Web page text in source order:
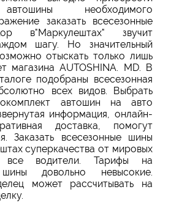
необходимого
заказать всесезонные
в"Маркулештах" звучит
шагу. Но значительный
отыскать только лишь
магазина AUTOSHINA. MD. В
подобраны всесезонная
всех видов. Выбрать
автошин на авто
информация, онлайн-
доставка, помогут
Заказать всесезонные шины
суперкачества от мировых
все водители. Тарифы на
довольно невысокие.
может рассчитывать на